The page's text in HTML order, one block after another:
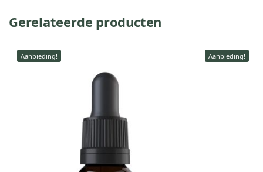
Gerelateerde producten
Aanbieding! Aanbieding!